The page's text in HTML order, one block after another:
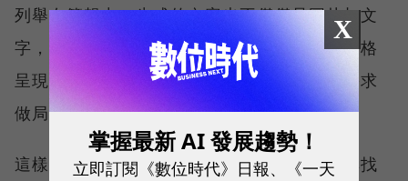
列舉在簡報中，生成的內容也不僅僅是圖片加文
字，還能將結果以視覺化圖表、流程圖或是表格
呈現，加上內容也是正確的，後續依照個人需求
做局部調整即可。
這樣的步驟下來，相較以往需耗費大量時間尋找
X
掌握最新 AI 發展趨勢！
立即訂閱《數位時代》日報、《一天